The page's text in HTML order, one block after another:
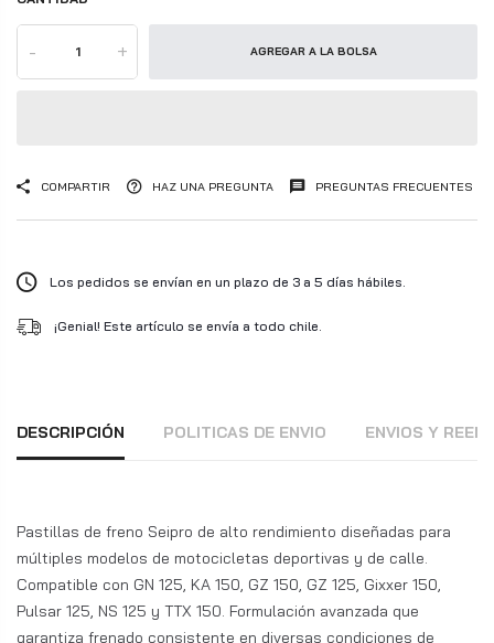
- + AGREGAR A LA BOLSA
COMPARTIR HAZ UNA PREGUNTA PREGUNTAS FRECUENTES
Los pedidos se envían en un plazo de 3 a 5 días hábiles.
¡Genial! Este artículo se envía a todo chile.
DESCRIPCIÓN POLITICAS DE ENVIO ENVIOS Y
Pastillas de freno Seipro de alto rendimiento diseñadas para
múltiples modelos de motocicletas deportivas y de calle.
Compatible con GN 125, KA 150, GZ 150, GZ 125, Gixxer 150,
Pulsar 125, NS 125 y TTX 150. Formulación avanzada que
garantiza frenado consistente en diversas condiciones de